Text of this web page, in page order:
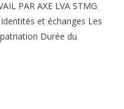
PAR AXE LVA STMG
Identités et échanges Les
Durée du